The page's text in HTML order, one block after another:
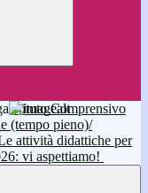
Istituto Comprensivo
(tempo pieno)/
attività didattiche per
vi aspettiamo!